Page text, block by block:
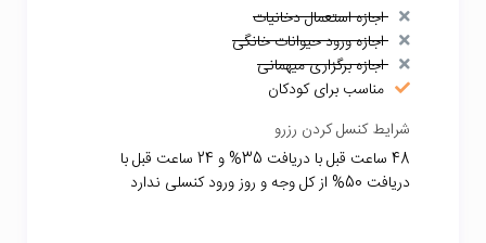
اجازه استعمال دخانیات
اجازه ورود حیوانات خانگی
اجازه برگزاری میهمانی
مناسب برای کودکان
شرایط کنسل کردن رزرو
48 ساعت قبل با دریافت 35% و 24 ساعت قبل با
دریافت 50% از کل وجه و روز ورود کنسلی ندارد